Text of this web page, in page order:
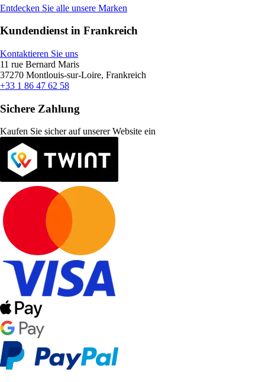
Entdecken Sie alle unsere Marken
Kundendienst in Frankreich
Kontaktieren Sie uns
11 rue Bernard Maris
37270 Montlouis-sur-Loire, Frankreich
+33 1 86 47 62 58
Sichere Zahlung
Kaufen Sie sicher auf unserer Website ein